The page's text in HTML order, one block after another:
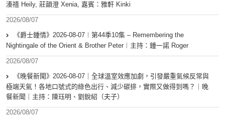
溱禧 Heily, 莊韻澄 Xenia, 嘉賓：雅軒 Kinki
2026/08/07
《爵士鍾情》2026-08-07︱第44季10集 – Remembering the
Nightingale of the Orient & Brother Peter︱主持：鍾一諾 Roger
2026/08/07
《晚餐新聞》2026-08-07｜全球溫室效應加劇，引發嚴重氣候反常與
極端天氣！各地口號式的綠色出行、減少碳排，實際又做得到嗎？｜晚
餐新聞｜主持：陳珏明、劉銳紹（夫子）
2026/08/07